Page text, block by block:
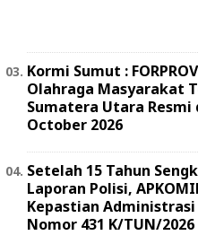
Kormi Sumut :
Olahraga Masyarakat
Sumatera Utara Resmi
October 2026
Setelah 15 Tahun
Laporan Polisi,
Kepastian Administrasi
Nomor 431 K/TUN/2026